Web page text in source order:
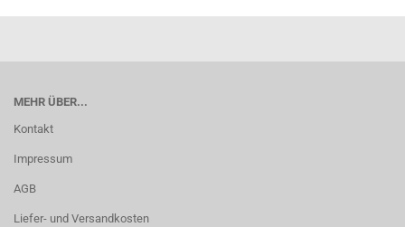
MEHR ÜBER...
Kontakt
Impressum
AGB
Liefer- und Versandkosten